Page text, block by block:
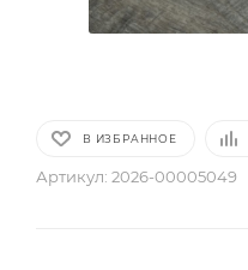
В ИЗБРАННОЕ
Артикул: 2026-00005049